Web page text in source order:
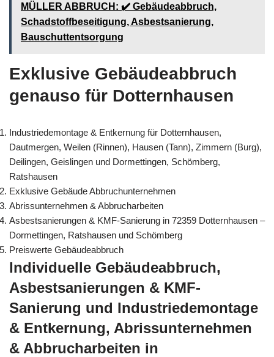
MÜLLER ABBRUCH: ✔️ Gebäudeabbruch,
Schadstoffbeseitigung, Asbestsanierung,
Bauschuttentsorgung
Exklusive Gebäudeabbruch
genauso für Dotternhausen
Industriedemontage & Entkernung für Dotternhausen,
Dautmergen, Weilen (Rinnen), Hausen (Tann), Zimmern (Burg),
Deilingen, Geislingen und Dormettingen, Schömberg,
Ratshausen
Exklusive Gebäude Abbruchunternehmen
Abrissunternehmen & Abbrucharbeiten
Asbestsanierungen & KMF-Sanierung in 72359 Dotternhausen –
Dormettingen, Ratshausen und Schömberg
Preiswerte Gebäudeabbruch
Individuelle Gebäudeabbruch,
Asbestsanierungen & KMF-
Sanierung und Industriedemontage
& Entkernung, Abrissunternehmen
& Abbrucharbeiten in